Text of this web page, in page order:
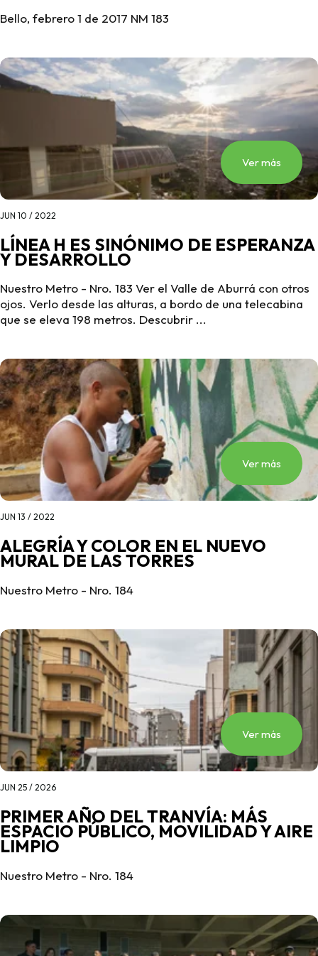
Bello, febrero 1 de 2017 NM 183
Ver más
JUN 10 / 2022
LÍNEA H ES SINÓNIMO DE ESPERANZA
Y DESARROLLO
Nuestro Metro - Nro. 183 Ver el Valle de Aburrá con otros
ojos. Verlo desde las alturas, a bordo de una telecabina
que se eleva 198 metros. Descubrir ...
Ver más
JUN 13 / 2022
ALEGRÍA Y COLOR EN EL NUEVO
MURAL DE LAS TORRES
Nuestro Metro - Nro. 184
Ver más
JUN 25 / 2026
PRIMER AÑO DEL TRANVÍA: MÁS
ESPACIO PÚBLICO, MOVILIDAD Y AIRE
LIMPIO
Nuestro Metro - Nro. 184